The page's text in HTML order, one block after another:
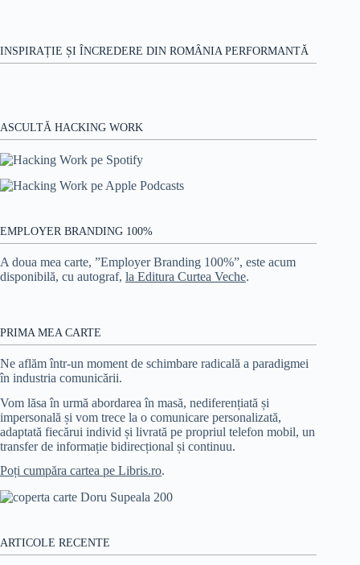
INSPIRAȚIE ȘI ÎNCREDERE DIN ROMÂNIA PERFORMANTĂ
ASCULTĂ HACKING WORK
EMPLOYER BRANDING 100%
A doua mea carte, ”Employer Branding 100%”, este acum
disponibilă, cu autograf, la Editura Curtea Veche.
PRIMA MEA CARTE
Ne aflăm într-un moment de schimbare radicală a paradigmei
în industria comunicării.
Vom lăsa în urmă abordarea în masă, nediferențiată și
impersonală și vom trece la o comunicare personalizată,
adaptată fiecărui individ și livrată pe propriul telefon mobil, un
transfer de informație bidirecțional și continuu.
Poți cumpăra cartea pe Libris.ro.
ARTICOLE RECENTE